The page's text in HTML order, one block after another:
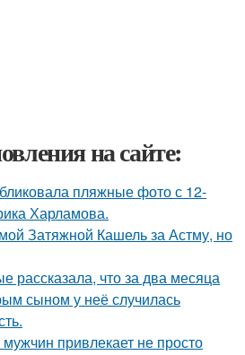
на сайте:
пляжные фото с 12-
Харламова.
Затяжной Кашель за Астму, но
рассказала, что за два месяца
сыном у неё случилась
привлекает не просто